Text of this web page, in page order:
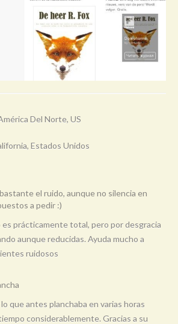
Del Norte, US
Estados Unidos
el ruido, aunque no silencia en
a pedir :)
es prácticamente total, pero por desgracia
aunque reducidas. Ayuda mucho a
ruidosos
que antes planchaba en varias horas
considerablemente. Gracias a su